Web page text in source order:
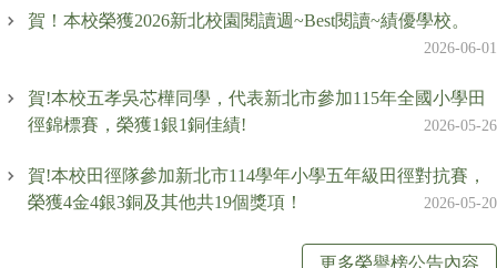
賀！本校榮獲2026新北校園閱讀週~Best閱讀~績優學校。
2026-06-01
賀!本校五孝吳芯樺同學，代表新北市參加115年全國小學田
徑錦標賽，榮獲1銀1銅佳績!
2026-05-26
賀!本校田徑隊參加新北市114學年小學五年級田徑對抗賽，
榮獲4金4銀3銅及其他共19個獎項！
2026-05-20
更多榮譽榜公告內容